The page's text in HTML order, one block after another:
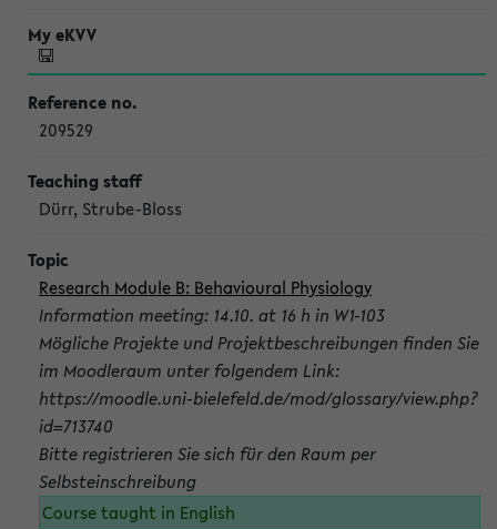
209529
Dürr, Strube-Bloss
Research Module B: Behavioural Physiology
Information meeting: 14.10. at 16 h in W1-103
Mögliche Projekte und Projektbeschreibungen finden Sie
im Moodleraum unter folgendem Link:
https://moodle.uni-bielefeld.de/mod/glossary/view.php?
id=713740
Bitte registrieren Sie sich für den Raum per
Selbsteinschreibung
Course taught in English